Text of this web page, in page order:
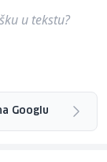
u tekstu?
Googlu